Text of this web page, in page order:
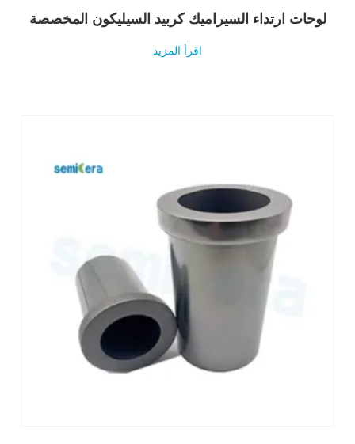
لوحات ارتداء السيراميك كربيد السيليكون المخصصة
اقرأ المزيد